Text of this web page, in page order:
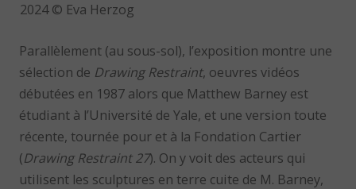
2024 © Eva Herzog
Parallèlement (au sous-sol), l’exposition montre une
sélection de Drawing Restraint, oeuvres vidéos
débutées en 1987 alors que Matthew Barney est
étudiant à l’Université de Yale, et une version toute
récente, tournée pour et à la Fondation Cartier
(Drawing Restraint 27). On y voit des acteurs qui
utilisent les sculptures en terre cuite de M. Barney,